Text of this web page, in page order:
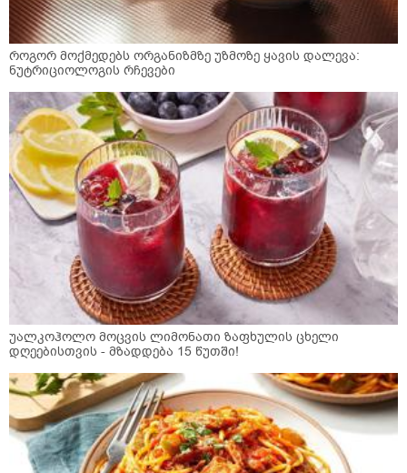
როგორ მოქმედებს ორგანიზმზე უზმოზე ყავის დალევა:
ნუტრიციოლოგის რჩევები
უალკოჰოლო მოცვის ლიმონათი ზაფხულის ცხელი
დღეებისთვის - მზადდება 15 წუთში!